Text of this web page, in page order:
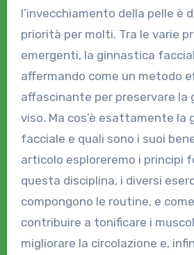
l’invecchiamento della pelle è
priorità per molti. Tra le varie
emergenti, la ginnastica
affermando come un metodo
affascinante per preservare la
viso. Ma cos’è esattamente la
facciale e quali sono i suoi
articolo esploreremo i principi
questa disciplina, i diversi
compongono le routine, e
contribuire a tonificare i
migliorare la circolazione e,